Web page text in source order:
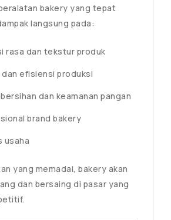
bakery yang tepat
langsung pada:
rasa dan tekstur produk
efisiensi produksi
dan keamanan pangan
brand bakery
usaha
yang memadai, bakery akan
dan bersaing di pasar yang